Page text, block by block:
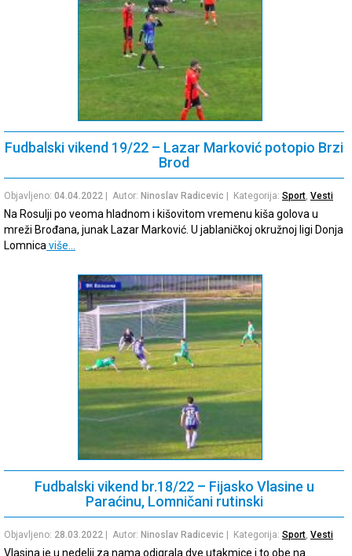
Fudbalski vikend 19/22 – Lazar Marković potopio Brzi
Brod
Objavljeno: 04.04.2022 | Autor: Ninoslav Radicevic | Kategorija: Sport, Vesti
Na Rosulji po veoma hladnom i kišovitom vremenu kiša golova u
mreži Brođana, junak Lazar Marković. U jablaničkoj okružnoj ligi Donja
Lomnicaviše…
Fudbalski vikend br.18/22 – Fijasko Vlasine u
Paraćinu, Lomničani rutinski
Objavljeno: 28.03.2022 | Autor: Ninoslav Radicevic | Kategorija: Sport, Vesti
Vlasina je u nedelji za nama odigrala dve utakmice i to obe na